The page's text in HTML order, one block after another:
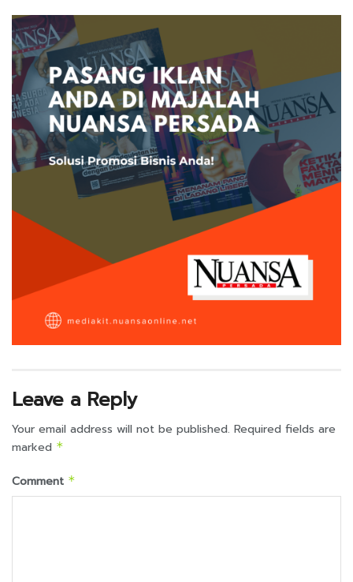
Leave a Reply
Your email address will not be published. Required fields are
marked *
Comment *